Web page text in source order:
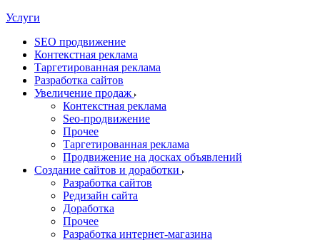
Услуги
SEO продвижение
Контекстная реклама
Таргетированная реклама
Разработка сайтов
Увеличение продаж
Контекстная реклама
Seo-продвижение
Прочее
Таргетированная реклама
Продвижение на досках объявлений
Создание сайтов и доработки
Разработка сайтов
Редизайн сайта
Доработка
Прочее
Разработка интернет-магазина